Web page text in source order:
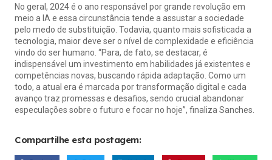
No geral, 2024 é o ano responsável por grande revolução em
meio a IA e essa circunstância tende a assustar a sociedade
pelo medo de substituição. Todavia, quanto mais sofisticada a
tecnologia, maior deve ser o nível de complexidade e eficiência
vindo do ser humano. “Para, de fato, se destacar, é
indispensável um investimento em habilidades já existentes e
competências novas, buscando rápida adaptação. Como um
todo, a atual era é marcada por transformação digital e cada
avanço traz promessas e desafios, sendo crucial abandonar
especulações sobre o futuro e focar no hoje”, finaliza Sanches.
Compartilhe esta postagem: